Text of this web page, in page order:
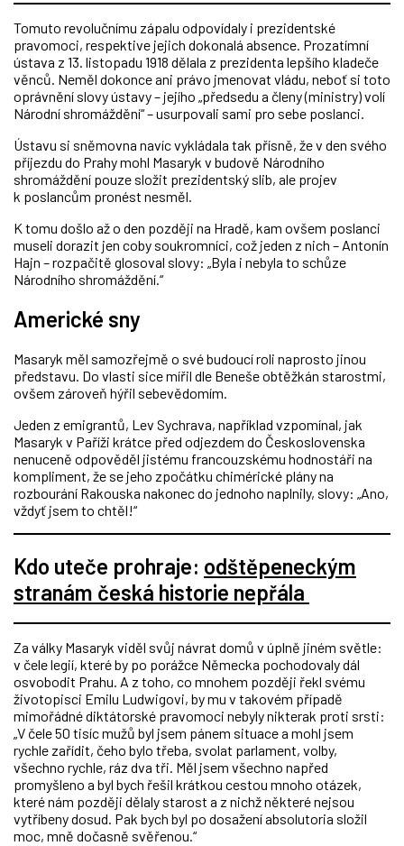
Tomuto revolučnímu zápalu odpovídaly i prezidentské
pravomoci, respektive jejich dokonalá absence. Prozatímní
ústava z 13. listopadu 1918 dělala z prezidenta lepšího kladeče
věnců. Neměl dokonce ani právo jmenovat vládu, neboť si toto
oprávnění slovy ústavy – jejího „předsedu a členy (ministry) volí
Národní shromáždění“ – usurpovali sami pro sebe poslanci.
Ústavu si sněmovna navíc vykládala tak přísně, že v den svého
příjezdu do Prahy mohl Masaryk v budově Národního
shromáždění pouze složit prezidentský slib, ale projev
k poslancům pronést nesměl.
K tomu došlo až o den později na Hradě, kam ovšem poslanci
museli dorazit jen coby soukromníci, což jeden z nich – Antonín
Hajn – rozpačitě glosoval slovy: „Byla i nebyla to schůze
Národního shromáždění.“
Americké sny
Masaryk měl samozřejmě o své budoucí roli naprosto jinou
představu. Do vlasti sice mířil dle Beneše obtěžkán starostmi,
ovšem zároveň hýřil sebevědomím.
Jeden z emigrantů, Lev Sychrava, například vzpomínal, jak
Masaryk v Paříži krátce před odjezdem do Československa
nenuceně odpověděl jistému francouzskému hodnostáři na
kompliment, že se jeho zpočátku chimérické plány na
rozbourání Rakouska nakonec do jednoho naplnily, slovy: „Ano,
vždyť jsem to chtěl!“
Kdo uteče prohraje: odštěpeneckým
stranám česká historie nepřála
Za války Masaryk viděl svůj návrat domů v úplně jiném světle:
v čele legií, které by po porážce Německa pochodovaly dál
osvobodit Prahu. A z toho, co mnohem později řekl svému
životopisci Emilu Ludwigovi, by mu v takovém případě
mimořádné diktátorské pravomoci nebyly nikterak proti srsti:
„V čele 50 tisíc mužů byl jsem pánem situace a mohl jsem
rychle zařídit, čeho bylo třeba, svolat parlament, volby,
všechno rychle, ráz dva tři. Měl jsem všechno napřed
promyšleno a byl bych řešil krátkou cestou mnoho otázek,
které nám později dělaly starost a z nichž některé nejsou
vytříbeny dosud. Pak bych byl po dosažení absolutoria složil
moc, mně dočasně svěřenou.“